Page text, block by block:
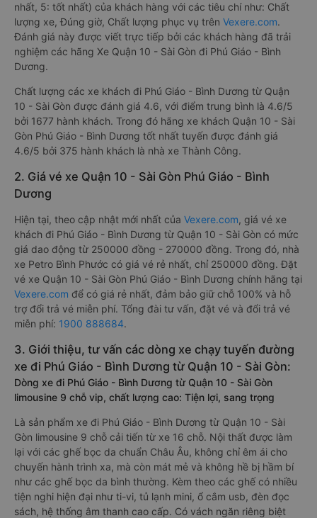
nhất, 5: tốt nhất) của khách hàng với các tiêu chí như: Chất
lượng xe, Đúng giờ, Chất lượng phục vụ trên Vexere.com.
Đánh giá này được viết trực tiếp bởi các khách hàng đã trải
nghiệm các hãng Xe Quận 10 - Sài Gòn đi Phú Giáo - Bình
Dương.
Chất lượng các xe khách đi Phú Giáo - Bình Dương từ Quận
10 - Sài Gòn được đánh giá 4.6, với điểm trung bình là 4.6/5
bởi 1677 hành khách. Trong đó hãng xe khách Quận 10 - Sài
Gòn Phú Giáo - Bình Dương tốt nhất tuyến được đánh giá
4.6/5 bởi 375 hành khách là nhà xe Thành Công.
2. Giá vé xe Quận 10 - Sài Gòn Phú Giáo - Bình
Dương
Hiện tại, theo cập nhật mới nhất của Vexere.com, giá vé xe
khách đi Phú Giáo - Bình Dương từ Quận 10 - Sài Gòn có mức
giá dao động từ 250000 đồng - 270000 đồng. Trong đó, nhà
xe Petro Bình Phước có giá vé rẻ nhất, chỉ 250000 đồng. Đặt
vé xe Quận 10 - Sài Gòn Phú Giáo - Bình Dương chính hãng tại
Vexere.com để có giá rẻ nhất, đảm bảo giữ chỗ 100% và hỗ
trợ đổi trả vé miễn phí. Tổng đài tư vấn, đặt vé và đổi trả vé
miễn phí: 1900 888684.
3. Giới thiệu, tư vấn các dòng xe chạy tuyến đường
xe đi Phú Giáo - Bình Dương từ Quận 10 - Sài Gòn:
Dòng xe đi Phú Giáo - Bình Dương từ Quận 10 - Sài Gòn
limousine 9 chỗ vip, chất lượng cao: Tiện lợi, sang trọng
Là sản phẩm xe đi Phú Giáo - Bình Dương từ Quận 10 - Sài
Gòn limousine 9 chỗ cải tiến từ xe 16 chỗ. Nội thất được làm
lại với các ghế bọc da chuẩn Châu Âu, không chỉ êm ái cho
chuyến hành trình xa, mà còn mát mẻ và không hề bị hầm bí
như các ghế bọc da bình thường. Kèm theo các ghế có nhiều
tiện nghi hiện đại như ti-vi, tủ lạnh mini, ổ cắm usb, đèn đọc
sách, hệ thống âm thanh cao cấp. Có vách ngăn riêng biệt